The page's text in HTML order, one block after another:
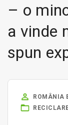
– o
a vinde
spun
ROMÂNIA